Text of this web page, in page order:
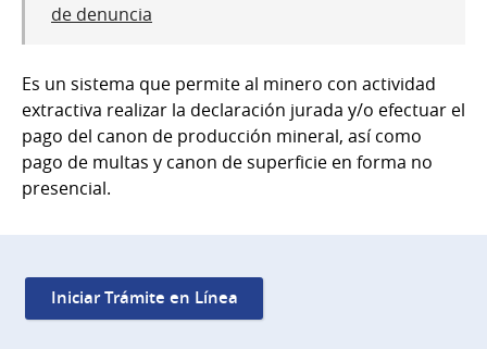
de denuncia
Es un sistema que permite al minero con actividad
extractiva realizar la declaración jurada y/o efectuar el
pago del canon de producción mineral, así como
pago de multas y canon de superficie en forma no
presencial.
Iniciar Trámite en Línea